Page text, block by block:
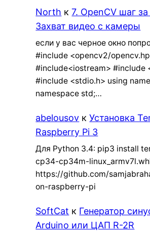
North к7. OpenCV шаг
Захват видео с камеры
если у вас черное окно
#include <opencv2/
#include<iostream> #include
#include <stdio.h> using
namespace std;…
abelousov кУстановка
Raspberry Pi 3
Для Python 3.4: pip3 install
cp34-cp34m-
https://github.com/
on-raspberry-pi
SoftCat к Генератор
Arduino или ЦАП R-2R